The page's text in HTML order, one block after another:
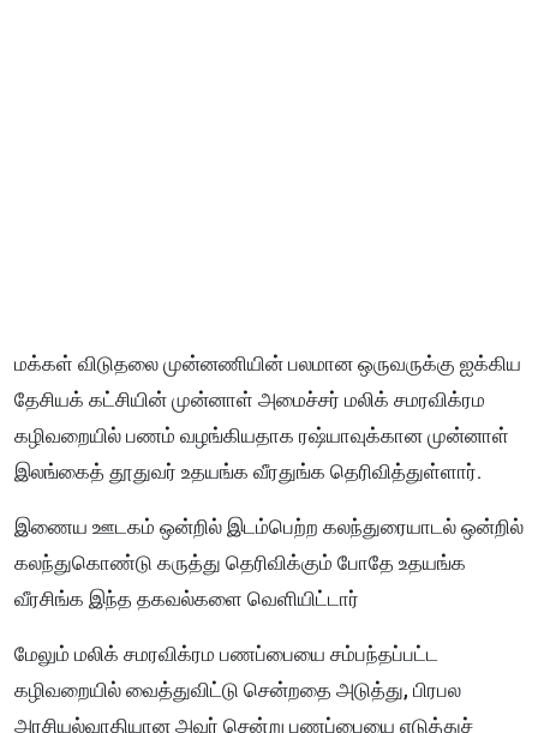
மக்கள் விடுதலை முன்னணியின் பலமான ஒருவருக்கு ஐக்கிய
தேசியக் கட்சியின் முன்னாள் அமைச்சர் மலிக் சமரவிக்ரம
கழிவறையில் பணம் வழங்கியதாக ரஷ்யாவுக்கான முன்னாள்
இலங்கைத் தூதுவர் உதயங்க வீரதுங்க தெரிவித்துள்ளார்.
இணைய ஊடகம் ஒன்றில் இடம்பெற்ற கலந்துரையாடல் ஒன்றில்
கலந்துகொண்டு கருத்து தெரிவிக்கும் போதே உதயங்க
வீரசிங்க இந்த தகவல்களை வெளியிட்டார்
மேலும் மலிக் சமரவிக்ரம பணப்பையை சம்பந்தப்பட்ட
கழிவறையில் வைத்துவிட்டு சென்றதை அடுத்து, பிரபல
அரசியல்வாதியான அவர் சென்று பணப்பையை எடுத்துச்